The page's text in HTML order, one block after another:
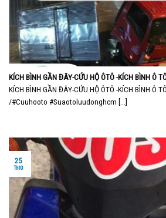
KÍCH BÌNH GẦN ĐÂY-CỨU HỘ ÔTÔ -KÍCH BÌNH Ô
KÍCH BÌNH GẦN ĐÂY-CỨU HỘ ÔTÔ -KÍCH BÌNH Ô
/#Cuuhooto #Suaotoluudonghcm [...]
25
Th10